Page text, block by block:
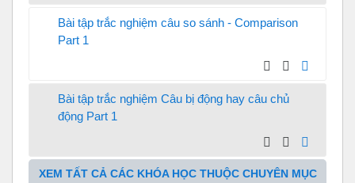
Bài tập trắc nghiệm câu so sánh - Comparison
Part 1
Bài tập trắc nghiệm Câu bị động hay câu chủ
động Part 1
XEM TẤT CẢ CÁC KHÓA HỌC THUỘC CHUYÊN MỤC